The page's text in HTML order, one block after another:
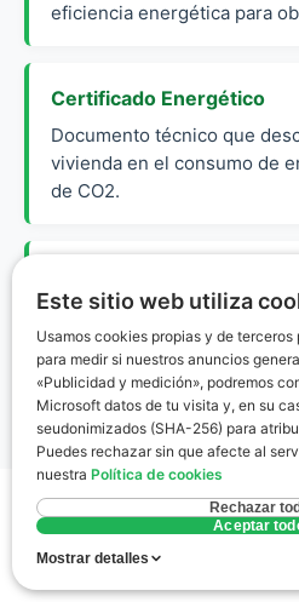
eficiencia energética para
Certificado Energético
Documento técnico que
vivienda en el consumo de
de CO2.
Profesional (Arquitecto o
habilitado para realizar
certificaciones de eficiencia
Este sitio web utiliza
Usamos cookies propias y de
para medir si nuestros anuncios
«Publicidad y medición», podremos
Microsoft datos de tu visita y, en su
seudonimizados (SHA-256) para
Puedes rechazar sin que afecte al
nuestra Política de cookies
Rechazar
Aceptar
Mostrar detalles